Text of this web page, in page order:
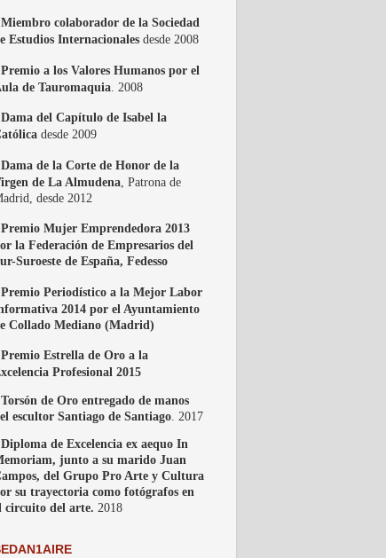
Miembro colaborador de la Sociedad
Estudios Internacionales desde 2008
Premio a los Valores Humanos por el
de Tauromaquia . 2008
Dama del Capítulo de Isabel la
desde 2009
Dama de la Corte de Honor de la
de La Almudena , Patrona de
desde 2012
Premio Mujer Emprendedora 2013
la Federación de Empresarios del
Suroeste de España, Fedesso
Premio Periodístico a la Mejor Labor
2014 por el Ayuntamiento
Collado Mediano (Madrid)
Premio Estrella de Oro a la
Profesional 2015
Torsón de Oro entregado de manos
escultor Santiago de Santiago . 2017
Diploma de Excelencia ex aequo In
junto a su marido Juan
del Grupo Pro Arte y Cultura
su trayectoria como fotógrafos en
circuito del arte. 2018